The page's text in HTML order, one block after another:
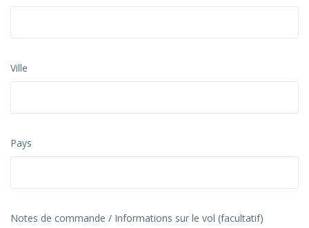
Ville
Pays
Notes de commande / Informations sur le vol (facultatif)